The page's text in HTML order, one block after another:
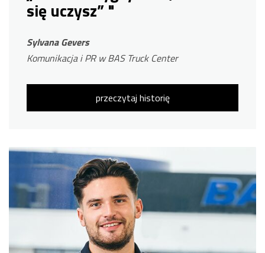
się uczysz” "
Sylvana Gevers
Komunikacja i PR w BAS Truck Center
przeczytaj historię